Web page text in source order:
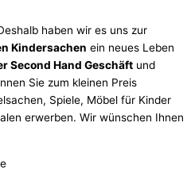
haben wir es uns zur
Kindersachen ein neues Leben
Second Hand Geschäft und
Sie zum kleinen Preis
Spiele, Möbel für Kinder
erwerben. Wir wünschen Ihnen